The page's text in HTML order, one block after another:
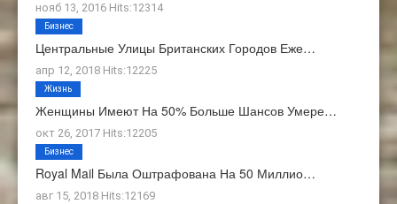
нояб 13, 2016 Hits:12314
Центральные Улицы Британских Городов Еже…
апр 12, 2018 Hits:12225
Бизнес
Женщины Имеют На 50% Больше Шансов Умере…
окт 26, 2017 Hits:12205
Жизнь
Royal Mail Была Оштрафована На 50 Миллио…
авг 15, 2018 Hits:12169
Бизнес